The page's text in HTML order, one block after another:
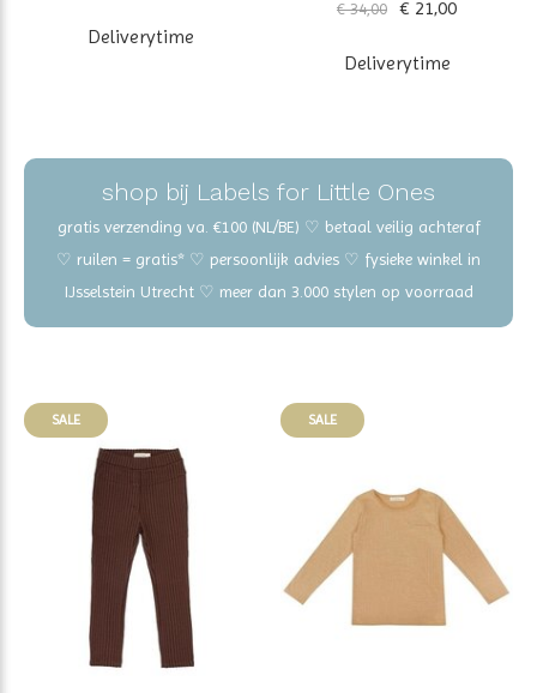
Deliverytime
€ 34,00 € 21,00
Deliverytime
shop bij Labels for Little Ones
gratis verzending va. €100 (NL/BE) ♡ betaal veilig achteraf
♡ ruilen = gratis* ♡ persoonlijk advies ♡ fysieke winkel in
IJsselstein Utrecht ♡ meer dan 3.000 stylen op voorraad
SALE SALE